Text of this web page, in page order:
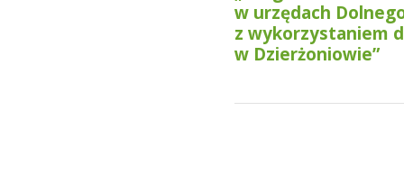
w urzędach
z wykorzystaniem
w Dzierżoniowie”